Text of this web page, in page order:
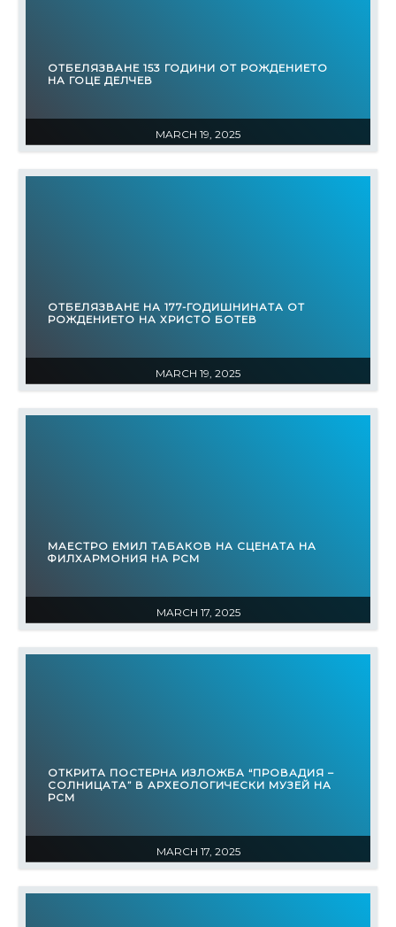
MARCH 19, 2025
ОТБЕЛЯЗВАНЕ 153 ГОДИНИ ОТ РОЖДЕНИЕТО
НА ГОЦЕ ДЕЛЧЕВ
MARCH 19, 2025
ОТБЕЛЯЗВАНЕ НА 177-ГОДИШНИНАТА ОТ
РОЖДЕНИЕТО НА ХРИСТО БОТЕВ
MARCH 17, 2025
МАЕСТРО ЕМИЛ ТАБАКОВ НА СЦЕНАТА НА
ФИЛХАРМОНИЯ НА РСМ
MARCH 17, 2025
ОТКРИТА ПОСТЕРНА ИЗЛОЖБА “ПРОВАДИЯ –
СОЛНИЦАТА” В АРХЕОЛОГИЧЕСКИ МУЗЕЙ НА
РСМ